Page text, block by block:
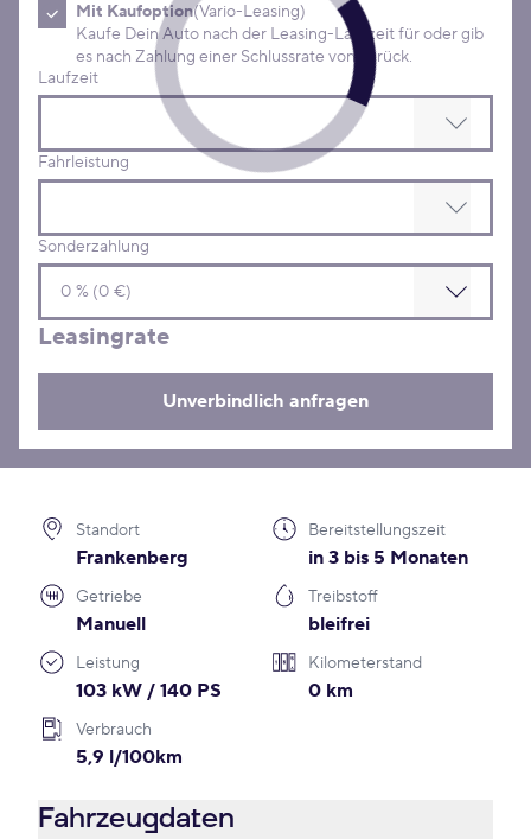
Mit Kaufoption(Vario-Leasing)
Kaufe Dein Auto nach der Leasing-Laufzeit für oder gib
es nach Zahlung einer Schlussrate von zurück.
Laufzeit
Fahrleistung
Sonderzahlung
Leasingrate
Unverbindlich anfragen
Standort
Frankenberg
Bereitstellungszeit
in 3 bis 5 Monaten
Getriebe
Manuell
Treibstoff
bleifrei
Leistung
103 kW / 140 PS
Kilometerstand
0 km
Verbrauch
5,9 l/100km
Fahrzeugdaten